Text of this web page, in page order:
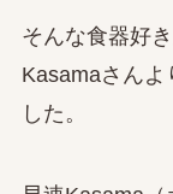
そんな食器好
Kasamaさんよ
した。